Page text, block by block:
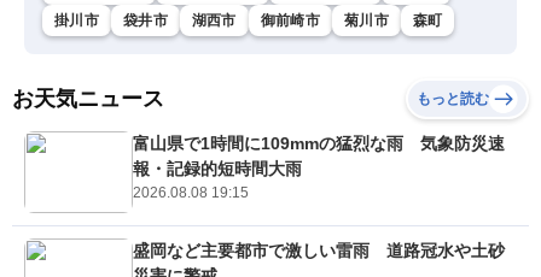
掛川市
袋井市 湖西市 御前崎市 菊川市 森町
お天気ニュース もっと読む
富山県で1時間に109mmの猛烈な雨 気象防災速
報・記録的短時間大雨
2026.08.08 19:15
盛岡など主要都市で激しい雷雨 道路冠水や土砂